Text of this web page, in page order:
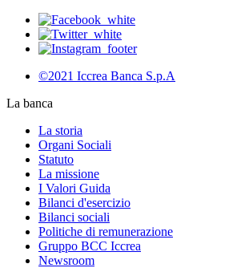
©2021 Iccrea Banca S.p.A
La banca
La storia
Organi Sociali
Statuto
La missione
I Valori Guida
Bilanci d'esercizio
Bilanci sociali
Politiche di remunerazione
Gruppo BCC Iccrea
Newsroom